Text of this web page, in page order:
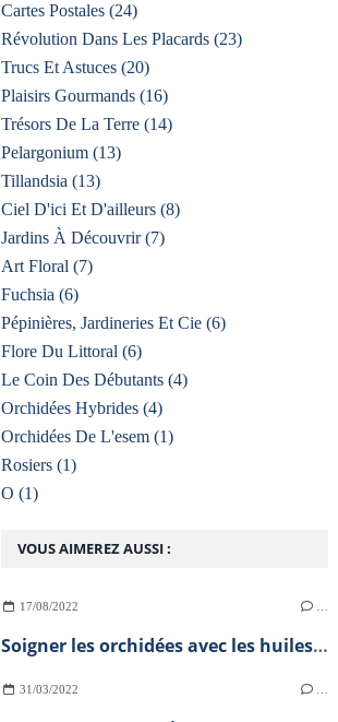
VOUS AIMEREZ AUSSI :
17/08/2022
Soigner les orchidées avec les huiles essentielles
31/03/2022
Cartes Postales (24)
Révolution Dans Les Placards (23)
Trucs Et Astuces (20)
Plaisirs Gourmands (16)
Trésors De La Terre (14)
Pelargonium (13)
Tillandsia (13)
Ciel D'ici Et D'ailleurs (8)
Jardins À Découvrir(7)
Art Floral (7)
Fuchsia (6)
Pépinières, Jardineries Et Cie (6)
Flore Du Littoral (6)
Le Coin Des Débutants (4)
Orchidées Hybrides (4)
Orchidées De L'esem (1)
Rosiers (1)
O (1)